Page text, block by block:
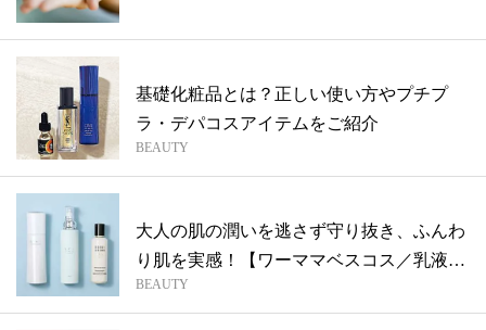
基礎化粧品とは？正しい使い方やプチプ
ラ・デパコスアイテムをご紹介
BEAUTY
大人の肌の潤いを逃さず守り抜き、ふんわ
り肌を実感！【ワーママベスコス／乳液
編】
BEAUTY